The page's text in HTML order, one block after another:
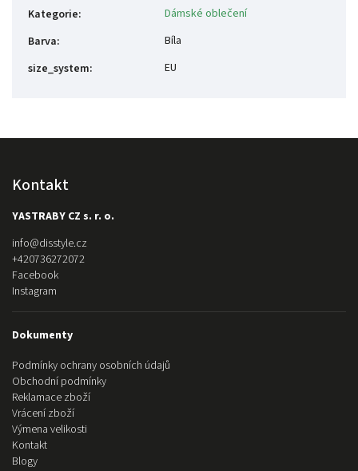
Kategorie:
Dámské oblečení
Barva:
Bíla
size_system: EU
Kontakt
YASTRABY CZ s. r. o.
info@disstyle.cz
+420736272072
Facebook
Instagram
Dokumenty
Podmínky ochrany osobních údajů
Obchodní podmínky
Reklamace zboží
Vrácení zboží
Výmena velikosti
Kontakt
Blogy